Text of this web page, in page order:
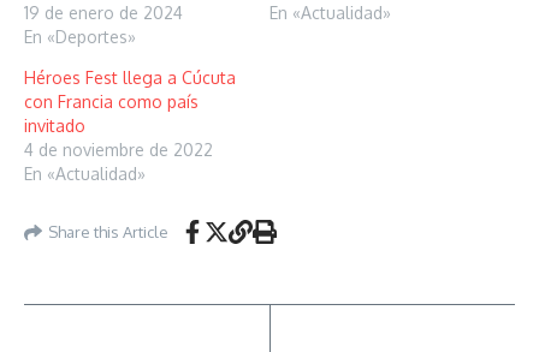
19 de enero de 2024
En «Deportes»
En «Actualidad»
Héroes Fest llega a Cúcuta
con Francia como país
invitado
4 de noviembre de 2022
En «Actualidad»
Share this Article